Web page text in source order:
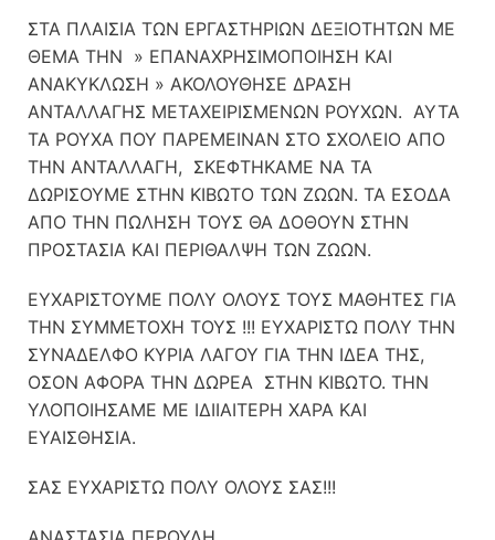
ΣΤΑ ΠΛΑΙΣΙΑ ΤΩΝ ΕΡΓΑΣΤΗΡΙΩΝ ΔΕΞΙΟΤΗΤΩΝ ΜΕ
ΘΕΜΑ ΤΗΝ » ΕΠΑΝΑΧΡΗΣΙΜΟΠΟΙΗΣΗ ΚΑΙ
ΑΝΑΚΥΚΛΩΣΗ » ΑΚΟΛΟΥΘΗΣΕ ΔΡΑΣΗ
ΑΝΤΑΛΛΑΓΗΣ ΜΕΤΑΧΕΙΡΙΣΜΕΝΩΝ ΡΟΥΧΩΝ. ΑΥΤΑ
ΤΑ ΡΟΥΧΑ ΠΟΥ ΠΑΡΕΜΕΙΝΑΝ ΣΤΟ ΣΧΟΛΕΙΟ ΑΠΟ
ΤΗΝ ΑΝΤΑΛΛΑΓΗ, ΣΚΕΦΤΗΚΑΜΕ ΝΑ ΤΑ
ΔΩΡΙΣΟΥΜΕ ΣΤΗΝ ΚΙΒΩΤΟ ΤΩΝ ΖΩΩΝ. ΤΑ ΕΣΟΔΑ
ΑΠΟ ΤΗΝ ΠΩΛΗΣΗ ΤΟΥΣ ΘΑ ΔΟΘΟΥΝ ΣΤΗΝ
ΠΡΟΣΤΑΣΙΑ ΚΑΙ ΠΕΡΙΘΑΛΨΗ ΤΩΝ ΖΩΩΝ.
ΕΥΧΑΡΙΣΤΟΥΜΕ ΠΟΛΥ ΟΛΟΥΣ ΤΟΥΣ ΜΑΘΗΤΕΣ ΓΙΑ
ΤΗΝ ΣΥΜΜΕΤΟΧΗ ΤΟΥΣ !!! ΕΥΧΑΡΙΣΤΩ ΠΟΛΥ ΤΗΝ
ΣΥΝΑΔΕΛΦΟ ΚΥΡΙΑ ΛΑΓΟΥ ΓΙΑ ΤΗΝ ΙΔΕΑ ΤΗΣ,
ΟΣΟΝ ΑΦΟΡΑ ΤΗΝ ΔΩΡΕΑ ΣΤΗΝ ΚΙΒΩΤΟ. ΤΗΝ
ΥΛΟΠΟΙΗΣΑΜΕ ΜΕ ΙΔΙΙΑΙΤΕΡΗ ΧΑΡΑ ΚΑΙ
ΕΥΑΙΣΘΗΣΙΑ.
ΣΑΣ ΕΥΧΑΡΙΣΤΩ ΠΟΛΥ ΟΛΟΥΣ ΣΑΣ!!!